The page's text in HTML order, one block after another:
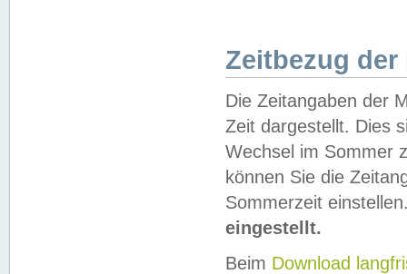
Zeitbezug der
Die Zeitangaben der
Zeit dargestellt. Dies
Wechsel im Sommer
können Sie die
Sommerzeit
eingestellt.
Beim Download